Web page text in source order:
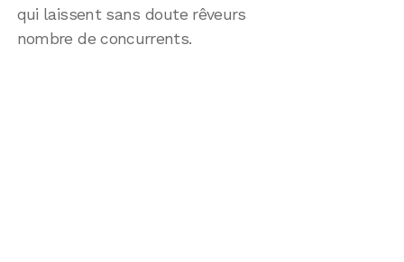
qui laissent sans doute rêveurs
nombre de concurrents.